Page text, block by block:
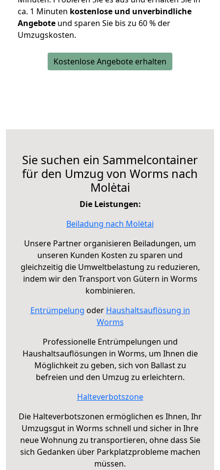
ca. 1 Minuten kostenlose und unverbindliche
Angebote und sparen Sie bis zu 60 % der
Umzugskosten.
Kostenlose Angebote erhalten
Sie suchen ein Sammelcontainer
für den Umzug von Worms nach
Molėtai
Die Leistungen:
Beiladung nach Molėtai
Unsere Partner organisieren Beiladungen, um
unseren Kunden Kosten zu sparen und
gleichzeitig die Umweltbelastung zu reduzieren,
indem wir den Transport von Gütern in Worms
kombinieren.
Entrümpelung oder Haushaltsauflösung in
Worms
Professionelle Entrümpelungen und
Haushaltsauflösungen in Worms, um Ihnen die
Möglichkeit zu geben, sich von Ballast zu
befreien und den Umzug zu erleichtern.
Halteverbotszone
Die Halteverbotszonen ermöglichen es Ihnen, Ihr
Umzugsgut in Worms schnell und sicher in Ihre
neue Wohnung zu transportieren, ohne dass Sie
sich Gedanken über Parkplatzprobleme machen
müssen.